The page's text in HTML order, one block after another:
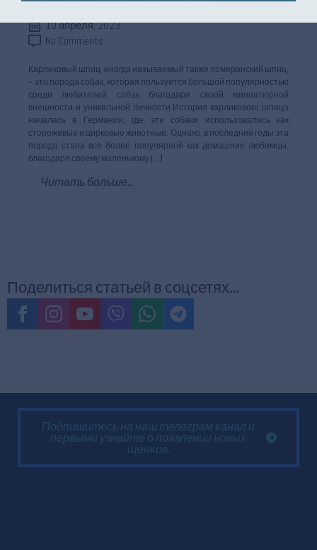
10 апреля, 2023
No Comments
Карликовый шпиц, иногда называемый также померанский шпиц,
– это порода собак, которая пользуется большой популярностью
среди любителей собак благодаря своей миниатюрной
внешности и уникальной личности.История карликового шпица
началась в Германии, где эти собаки использовались как
сторожевые и цирковые животные. Однако, в последние годы эта
порода стала все более популярной как домашние любимцы,
благодаря своему маленькому […]
Читать больше...
Поделиться статьей в соцсетях...
Подпишитесь на наш телеграм канал и
первыми узнайте о появлении новых
щенков.